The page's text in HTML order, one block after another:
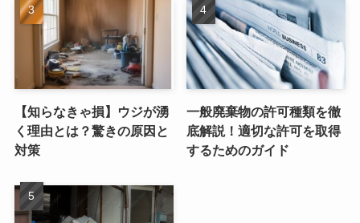
【知らなきゃ損】ウジが湧
く理由とは？驚きの原因と
対策
一般廃棄物の許可種類を徹
底解説！適切な許可を取得
するためのガイド